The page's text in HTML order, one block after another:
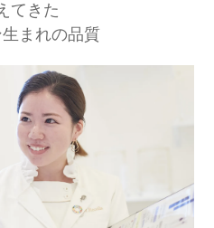
てきた
まれの品質